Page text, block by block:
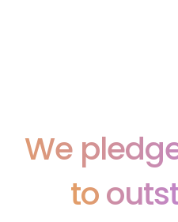
We
to